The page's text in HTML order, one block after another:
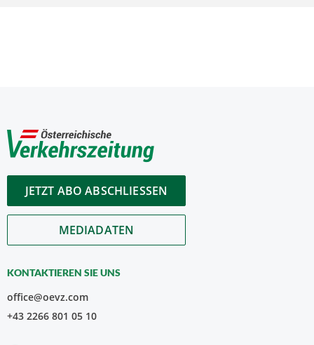
JETZT ABO ABSCHLIESSEN
MEDIADATEN
KONTAKTIEREN SIE UNS
office@oevz.com
+43 2266 801 05 10